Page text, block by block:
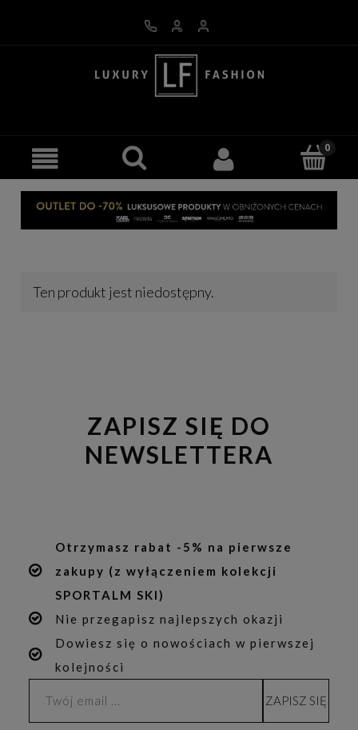
Ten produkt jest niedostępny.
ZAPISZ SIĘ DO
NEWSLETTERA
Otrzymasz rabat -5% na pierwsze
zakupy (z wyłączeniem kolekcji
SPORTALM SKI)
Nie przegapisz najlepszych okazji
Dowiesz się o nowościach w pierwszej
kolejności
ZAPISZ SIĘ